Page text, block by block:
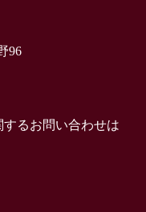
96
るお問い合わせは